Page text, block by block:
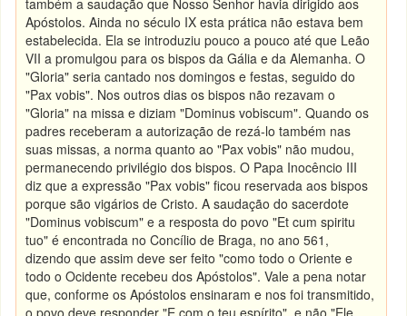
também a saudação que Nosso Senhor havia dirigido aos
Apóstolos. Ainda no século IX esta prática não estava bem
estabelecida. Ela se introduziu pouco a pouco até que Leão
VII a promulgou para os bispos da Gália e da Alemanha. O
"Gloria" seria cantado nos domingos e festas, seguido do
"Pax vobis". Nos outros dias os bispos não rezavam o
"Gloria" na missa e diziam "Dominus vobiscum". Quando os
padres receberam a autorização de rezá-lo também nas
suas missas, a norma quanto ao "Pax vobis" não mudou,
permanecendo privilégio dos bispos. O Papa Inocêncio III
diz que a expressão "Pax vobis" ficou reservada aos bispos
porque são vigários de Cristo. A saudação do sacerdote
"Dominus vobiscum" e a resposta do povo "Et cum spiritu
tuo" é encontrada no Concílio de Braga, no ano 561,
dizendo que assim deve ser feito "como todo o Oriente e
todo o Ocidente recebeu dos Apóstolos". Vale a pena notar
que, conforme os Apóstolos ensinaram e nos foi transmitido,
o povo deve responder "E com o teu espírito", e não "Ele